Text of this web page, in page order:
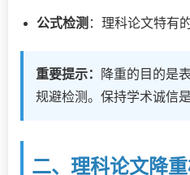
公式检测 ：理科论文特有
重要提示：
降重的目的是
规避检测。保持学术诚信
二、理科论文降